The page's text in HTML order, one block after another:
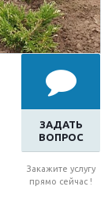
ЗАДАТЬ
ВОПРОС
Закажите услугу
прямо сейчас !